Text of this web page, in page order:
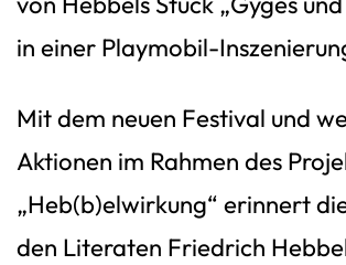
in einer Playmobil-
Mit dem neuen Festival und
Aktionen im Rahmen des
„Heb(b)elwirkung“ erinnert
den Literaten Friedrich